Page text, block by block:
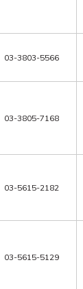
03-3803-5566
03-3805-7168
03-5615-2182
03-5615-5129